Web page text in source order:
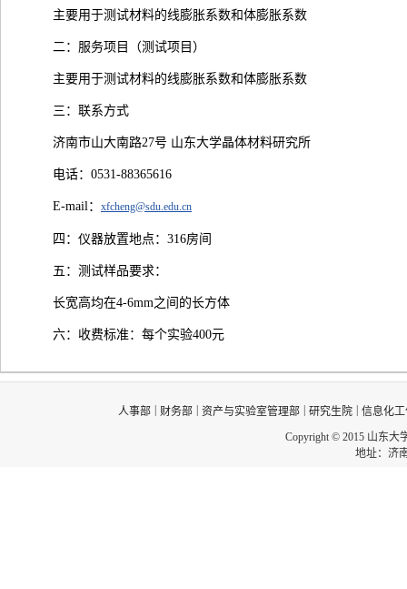
主要用于测试材料的线膨胀系数和体膨胀系数
二：服务项目（测试项目）
主要用于测试材料的线膨胀系数和体膨胀系数
三：联系方式
济南市山大南路27号 山东大学晶体材料研究所
电话：0531-88365616
E-mail： xfcheng@sdu.edu.cn
四：仪器放置地点：316房间
五：测试样品要求：
长宽高均在4-6mm之间的长方体
六：收费标准：每个实验400元
人事部 财务部 资产与实验室管理部 研究生院
信息化
Copyright © 2015 山东大
地址：济